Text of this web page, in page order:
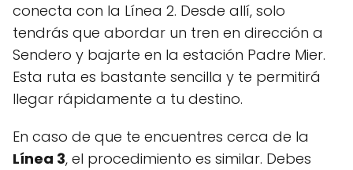
conecta con la Línea 2. Desde allí, solo
tendrás que abordar un tren en dirección a
Sendero y bajarte en la estación Padre Mier.
Esta ruta es bastante sencilla y te permitirá
llegar rápidamente a tu destino.
En caso de que te encuentres cerca de la
Línea 3, el procedimiento es similar. Debes